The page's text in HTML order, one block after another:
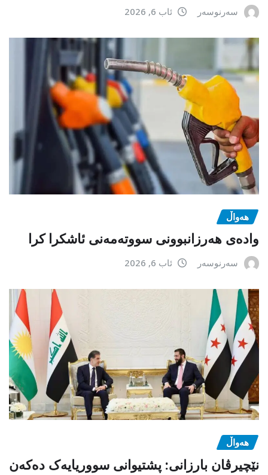
سەرنوسەر ئاب 6, 2026
هەواڵ
وادەی هەرزانبوونی سووتەمەنی ئاشکرا کرا
سەرنوسەر ئاب 6, 2026
هەواڵ
نێچیرڤان بارزانی: پشتیوانی سووریایەک دەکەن